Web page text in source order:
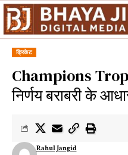
क्रिकेट
Champions
निर्णय बराबरी के
Rahul Jangid